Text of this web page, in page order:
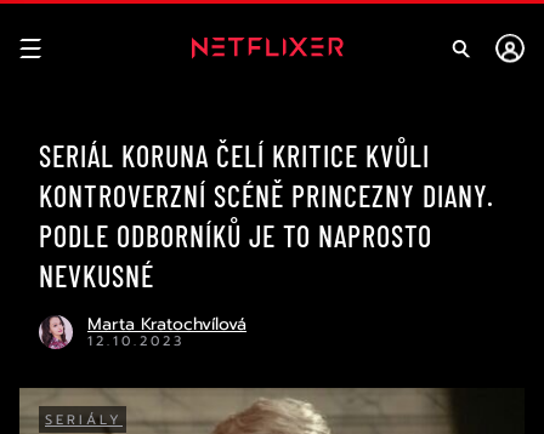
SERIÁL KORUNA ČELÍ KRITICE KVŮLI
KONTROVERZNÍ SCÉNĚ PRINCEZNY DIANY.
PODLE ODBORNÍKŮ JE TO NAPROSTO
NEVKUSNÉ
Marta Kratochvílová
12.10.2023
SERIÁLY